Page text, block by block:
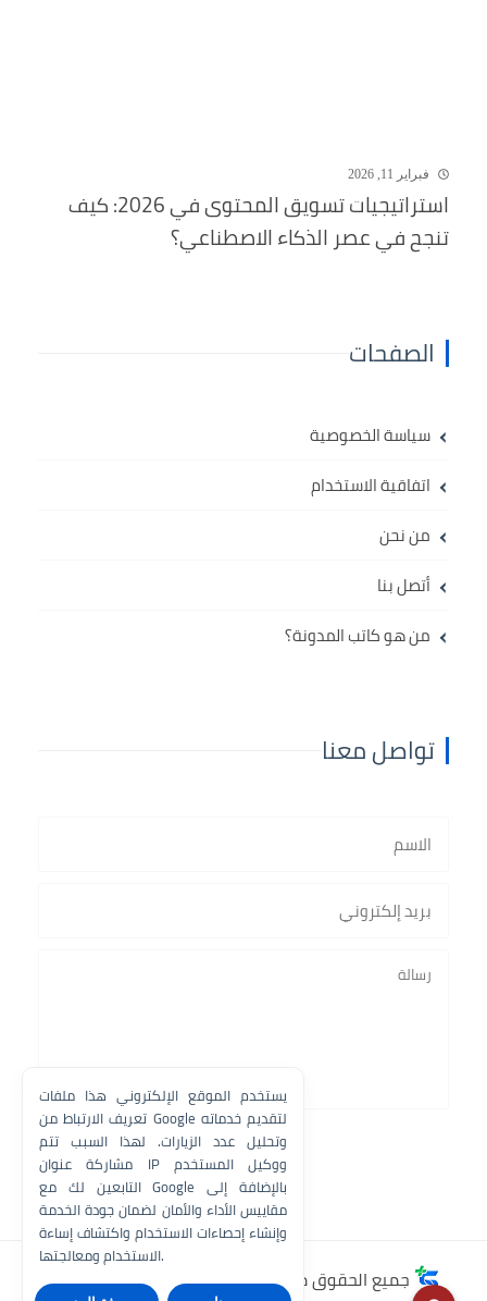
فبراير 11, 2026
استراتيجيات تسويق المحتوى في 2026: كيف
تنجح في عصر الذكاء الاصطناعي؟
الصفحات
سياسة الخصوصية
اتفاقية الاستخدام
من نحن
أتصل بنا
من هو كاتب المدونة؟
تواصل معنا
جميع الحقوق محفوظة ©دليل التقنية للمعلوميات
يستخدم الموقع الإلكتروني هذا ملفات
تعريف الارتباط من Google لتقديم خدماته
وتحليل عدد الزيارات. لهذا السبب تتم
مشاركة عنوان IP ووكيل المستخدم
التابعين لك مع Google بالإضافة إلى
مقاييس الأداء والأمان لضمان جودة الخدمة
وإنشاء إحصاءات الاستخدام واكتشاف إساءة
الاستخدام ومعالجتها.